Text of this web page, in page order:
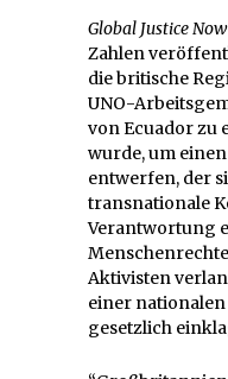
Global Justice Now
Zahlen
die britische
UNO-
von Ecuador zu
wurde, um
entwerfen, der
transnationale
Verantwortung
Aktivisten
einer
gesetzlich